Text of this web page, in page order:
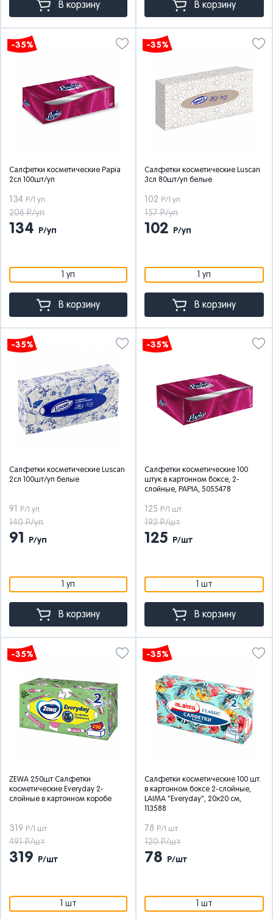
В корзину В корзину
-35%
Салфетки косметические Papia
2сл 100шт/уп
134 Р/1 уп
206 Р/уп
134 Р/уп
1 уп
В корзину
-35%
Салфетки косметические Luscan
3сл 80шт/уп белые
102 Р/1 уп
157 Р/уп
102 Р/уп
1 уп
В корзину
-35%
Салфетки косметические Luscan
2сл 100шт/уп белые
91 Р/1 уп
140 Р/уп
91 Р/уп
1 уп
В корзину
-35%
Салфетки косметические 100
штук в картонном боксе, 2-
слойные, PAPIA, 5055478
125 Р/1 шт
192 Р/шт
125 Р/шт
1 шт
В корзину
-35%
ZEWA 250шт Салфетки
косметические Everyday 2-
слойные в картонном коробе
319 Р/1 шт
491 Р/шт
319 Р/шт
1 шт
-35%
Салфетки косметические 100 шт.
в картонном боксе 2-слойные,
LAIMA "Everyday", 20х20 см,
113588
78 Р/1 шт
120 Р/шт
78 Р/шт
1 шт